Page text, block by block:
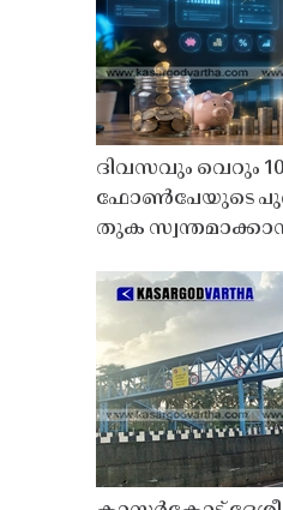
ദിവസവും വെറും
ഫോൺപേയുടെ
തുക